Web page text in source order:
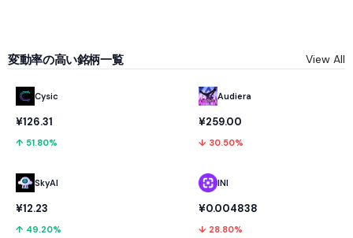
変動率の高い銘柄一覧 View All
Cysic
¥126.31
↑ 51.80%
SkyAI
¥12.23
↑ 49.20%
Audiera
¥259.00
↓ 30.50%
INI
¥0.004838
↓ 28.80%